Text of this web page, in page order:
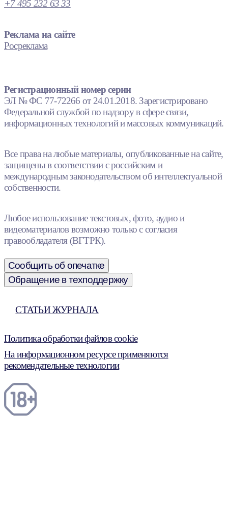
+7 495 232 63 33
Реклама на сайте
Росреклама
Регистрационный номер серии
ЭЛ № ФС 77-72266 от 24.01.2018. Зарегистрировано
Федеральной службой по надзору в сфере связи,
информационных технологий и массовых коммуникаций.
Все права на любые материалы, опубликованные на сайте,
защищены в соответствии с российским и
международным законодательством об интеллектуальной
собственности.
Любое использование текстовых, фото, аудио и
видеоматериалов возможно только с согласия
правообладателя (ВГТРК).
Сообщить об опечатке
Обращение в техподдержку
СТАТЬИ ЖУРНАЛА
Политика обработки файлов cookie
На информационном ресурсе применяются
рекомендательные технологии